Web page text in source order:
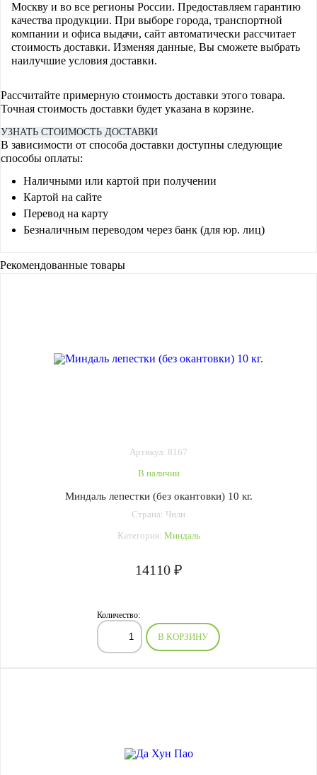
Москву и во все регионы России. Предоставляем гарантию
качества продукции. При выборе города, транспортной
компании и офиса выдачи, сайт автоматически рассчитает
стоимость доставки. Изменяя данные, Вы сможете выбрать
наилучшие условия доставки.
Рассчитайте примерную стоимость доставки этого товара.
Точная стоимость доставки будет указана в корзине.
УЗНАТЬ СТОИМОСТЬ ДОСТАВКИ
В зависимости от способа доставки доступны следующие
способы оплаты:
Наличными или картой при получении
Картой на сайте
Перевод на карту
Безналичным переводом через банк (для юр. лиц)
Рекомендованные товары
Артикул: 8167
В наличии
Миндаль лепестки (без окантовки) 10 кг.
Страна: Чили
Категория: Миндаль
14110 ₽
Количество:
В КОРЗИНУ